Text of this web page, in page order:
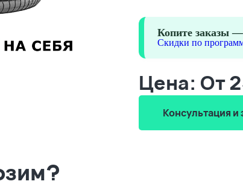
Копите заказы —
Скидки по
Цена: От
Консультация и